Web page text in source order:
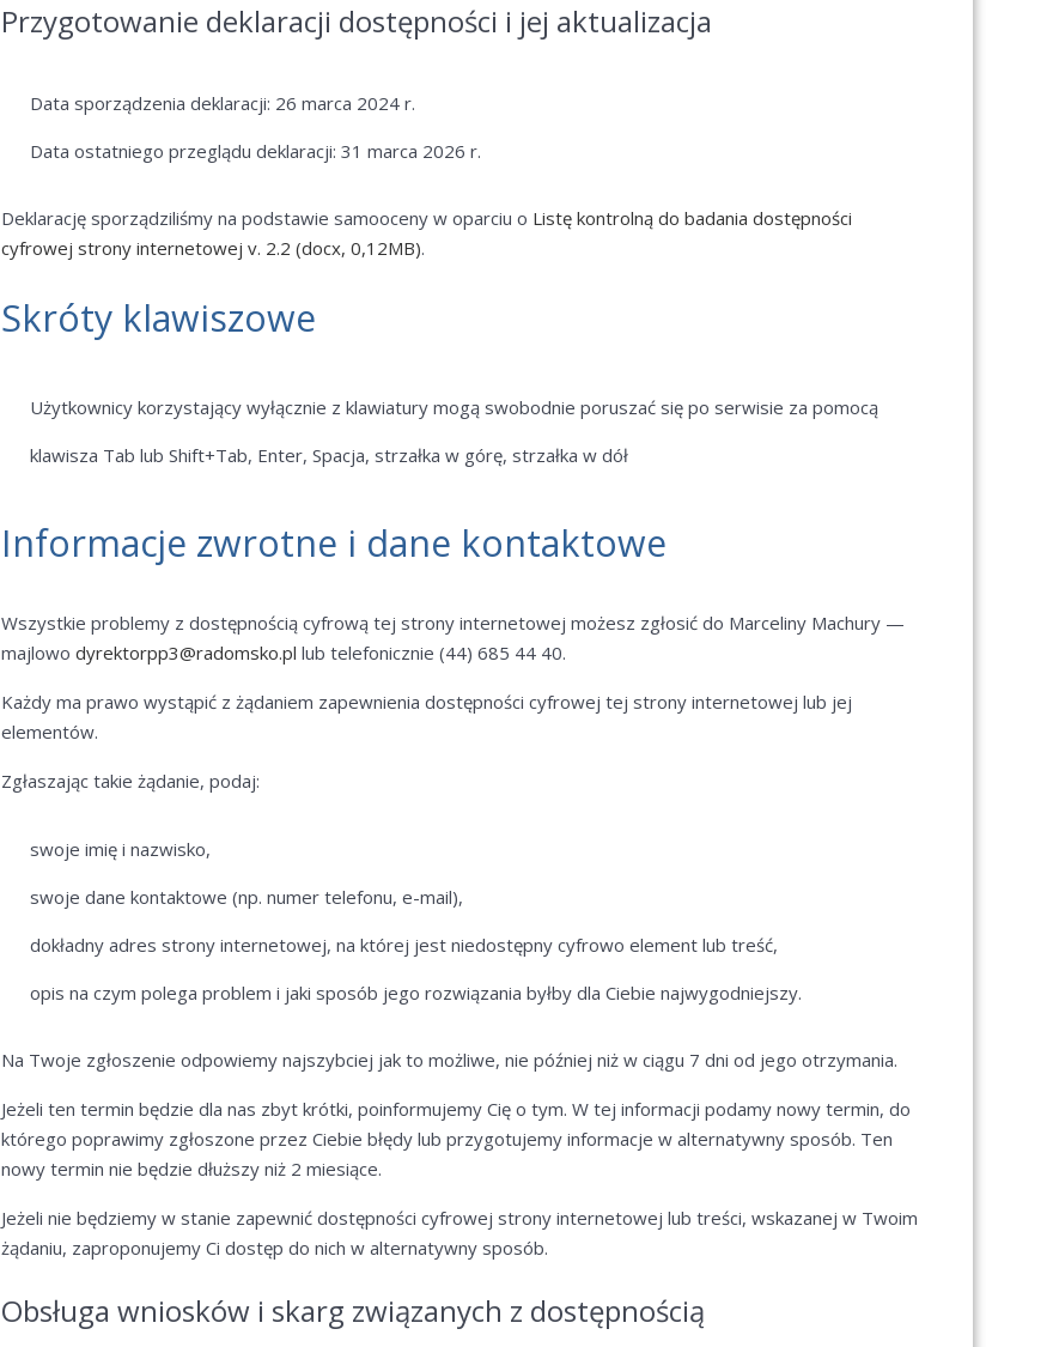
Przygotowanie deklaracji dostępności i jej aktualizacja
Data sporządzenia deklaracji: 26 marca 2024 r.
Data ostatniego przeglądu deklaracji: 31 marca 2026 r.
Deklarację sporządziliśmy na podstawie samooceny w oparciu o Listę kontrolną do badania dostępności
cyfrowej strony internetowej v. 2.2 (docx, 0,12MB).
Skróty klawiszowe
Użytkownicy korzystający wyłącznie z klawiatury mogą swobodnie poruszać się po serwisie za pomocą
klawisza Tab lub Shift+Tab, Enter, Spacja, strzałka w górę, strzałka w dół
Informacje zwrotne i dane kontaktowe
Wszystkie problemy z dostępnością cyfrową tej strony internetowej możesz zgłosić do Marceliny Machury —
majlowo dyrektorpp3@radomsko.pl lub telefonicznie (44) 685 44 40.
Każdy ma prawo wystąpić z żądaniem zapewnienia dostępności cyfrowej tej strony internetowej lub jej
elementów.
Zgłaszając takie żądanie, podaj:
swoje imię i nazwisko,
swoje dane kontaktowe (np. numer telefonu, e-mail),
dokładny adres strony internetowej, na której jest niedostępny cyfrowo element lub treść,
opis na czym polega problem i jaki sposób jego rozwiązania byłby dla Ciebie najwygodniejszy.
Na Twoje zgłoszenie odpowiemy najszybciej jak to możliwe, nie później niż w ciągu 7 dni od jego otrzymania.
Jeżeli ten termin będzie dla nas zbyt krótki, poinformujemy Cię o tym. W tej informacji podamy nowy termin, do
którego poprawimy zgłoszone przez Ciebie błędy lub przygotujemy informacje w alternatywny sposób. Ten
nowy termin nie będzie dłuższy niż 2 miesiące.
Jeżeli nie będziemy w stanie zapewnić dostępności cyfrowej strony internetowej lub treści, wskazanej w Twoim
żądaniu, zaproponujemy Ci dostęp do nich w alternatywny sposób.
Obsługa wniosków i skarg związanych z dostępnością